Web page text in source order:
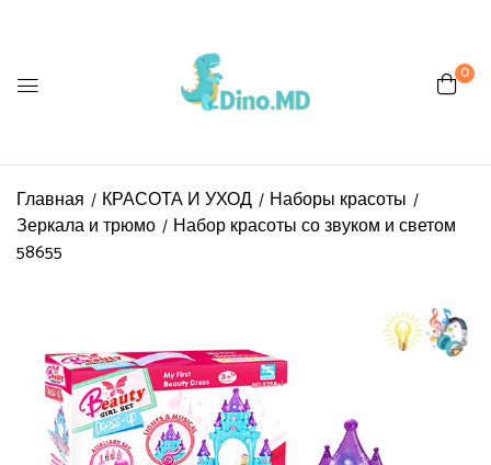
0
Главная КРАСОТА И УХОД
Наборы красоты
Зеркала и трюмо
Набор красоты со звуком и светом
58655
Be the first to review “Набор
58655”
Ваш адрес email не будет